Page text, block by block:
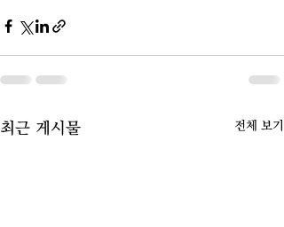
최근 게시물 전체 보기